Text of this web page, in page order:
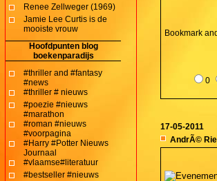
Renee Zellweger (1969)
Jamie Lee Curtis is de
mooiste vrouw
Hoofdpunten blog
boekenparadijs
#thriller and #fantasy
#news
#thriller # nieuws
#poezie #nieuws
#marathon
#roman #nieuws
#voorpagina
#Harry #Potter Nieuws
Journaal
#vlaamse#literatuur
#bestseller #nieuws
0
17-05-2011
AndrÃ©